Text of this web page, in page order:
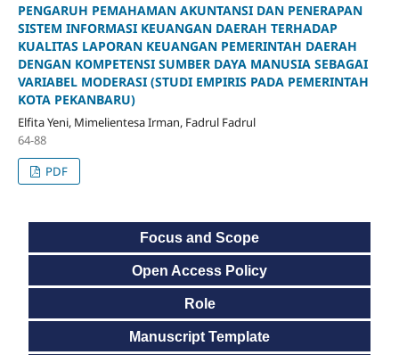
PENGARUH PEMAHAMAN AKUNTANSI DAN PENERAPAN
SISTEM INFORMASI KEUANGAN DAERAH TERHADAP
KUALITAS LAPORAN KEUANGAN PEMERINTAH DAERAH
DENGAN KOMPETENSI SUMBER DAYA MANUSIA SEBAGAI
VARIABEL MODERASI (STUDI EMPIRIS PADA PEMERINTAH
KOTA PEKANBARU)
Elfita Yeni, Mimelientesa Irman, Fadrul Fadrul
64-88
PDF
Focus and Scope
Open Access Policy
Role
Manuscript Template